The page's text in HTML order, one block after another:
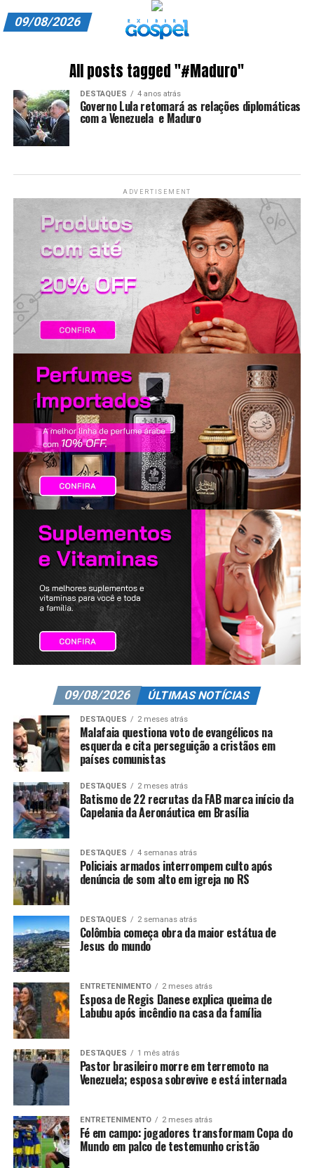
ASSINE
CARRINHO
EDITORIAL
EXPEDIENTE
FINALIZAR COMPRA
HOME
LANÇAMENTOS
09/08/2026
All posts tagged "#Maduro"
DESTAQUES 4 anos atrás
Governo Lula retomará as relações diplomáticas
com a Venezuela e Maduro
ADVERTISEMENT
09/08/2026 ÚLTIMAS NOTÍCIAS
DESTAQUES 2 meses atrás
Malafaia questiona voto de evangélicos na
esquerda e cita perseguição a cristãos em
países comunistas
DESTAQUES 2 meses atrás
Batismo de 22 recrutas da FAB marca início da
Capelania da Aeronáutica em Brasília
DESTAQUES 4 semanas atrás
Policiais armados interrompem culto após
denúncia de som alto em igreja no RS
DESTAQUES 2 semanas atrás
Colômbia começa obra da maior estátua de
Jesus do mundo
ENTRETENIMENTO 2 meses atrás
Esposa de Regis Danese explica queima de
Labubu após incêndio na casa da família
DESTAQUES 1 mês atrás
Pastor brasileiro morre em terremoto na
Venezuela; esposa sobrevive e está internada
ENTRETENIMENTO 2 meses atrás
Fé em campo: jogadores transformam Copa do
Mundo em palco de testemunho cristão